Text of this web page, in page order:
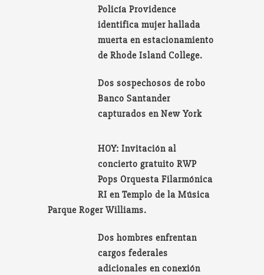
Policía Providence
identifica mujer hallada
muerta en estacionamiento
de Rhode Island College.
Dos sospechosos de robo
Banco Santander
capturados en New York
HOY: Invitación al
concierto gratuito RWP
Pops Orquesta Filarmónica
RI en Templo de la Música
Parque Roger Williams.
Dos hombres enfrentan
cargos federales
adicionales en conexión